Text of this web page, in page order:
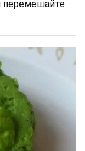
перемешайте